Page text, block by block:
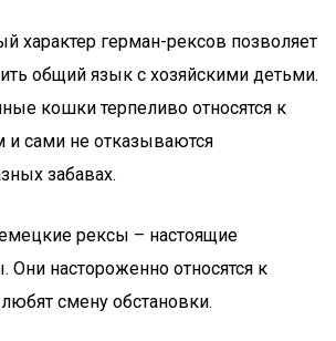
характер герман-рексов позволяет
общий язык с хозяйскими детьми.
кошки терпеливо относятся к
и сами не отказываются
забавах.
рексы – настоящие
Они настороженно относятся к
смену обстановки.